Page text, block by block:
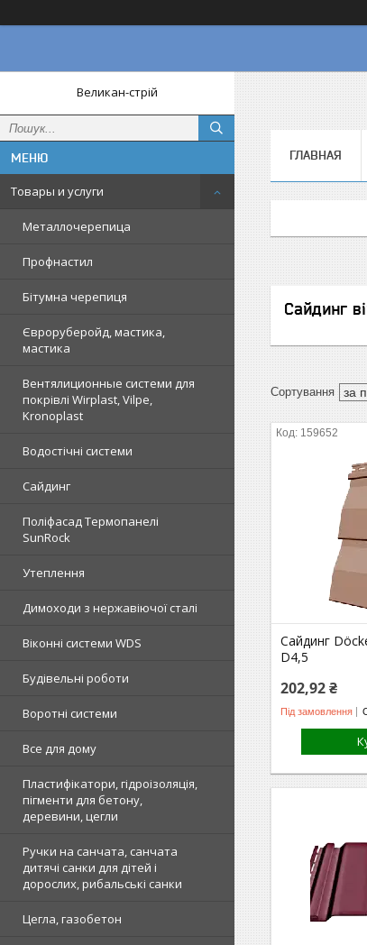
Великан-стрій
Товары и услуги
Металлочерепица
Профнастил
Бітумна черепиця
Євроруберойд, мастика,
мастика
Вентялиционные системи для
покрівлі Wirplast, Vilpe,
Kronoplast
Водостічні системи
Сайдинг
Поліфасад Термопанелі
SunRock
Утеплення
Димоходи з нержавіючої сталі
Віконні системи WDS
Будівельні роботи
Воротні системи
Все для дому
Пластифікатори, гідроізоляція,
пігменти для бетону,
деревини, цегли
Ручки на санчата, санчата
дитячі санки для дітей і
дорослих, рибальські санки
Цегла, газобетон
ГЛАВНАЯ
Сайдинг
159652
Сайдинг
D4,5
202,92 ₴
Під замовлення